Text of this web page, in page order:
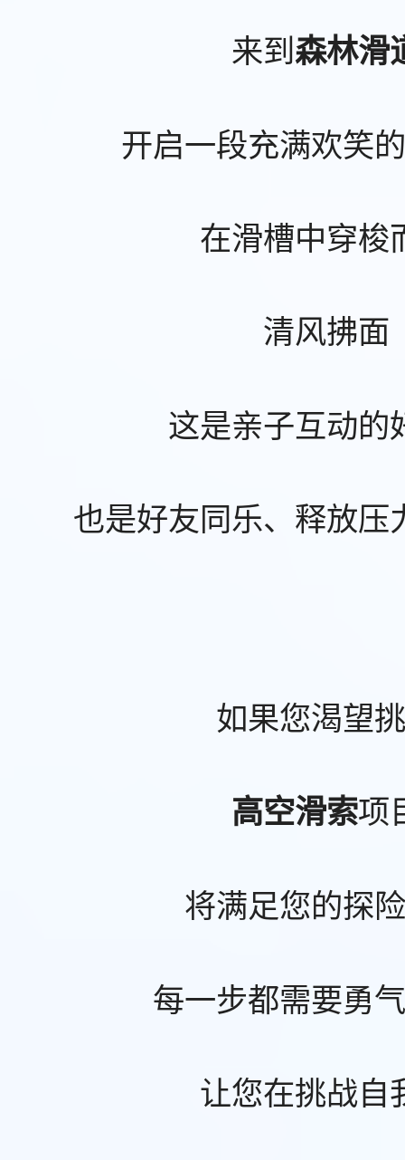
来到森林滑
开启一段充满欢笑
在滑槽中穿梭
清风拂面
这是亲子互动的
也是好友同乐、释放压
如果您渴望
高空滑索项
将满足您的探
每一步都需要勇
让您在挑战自